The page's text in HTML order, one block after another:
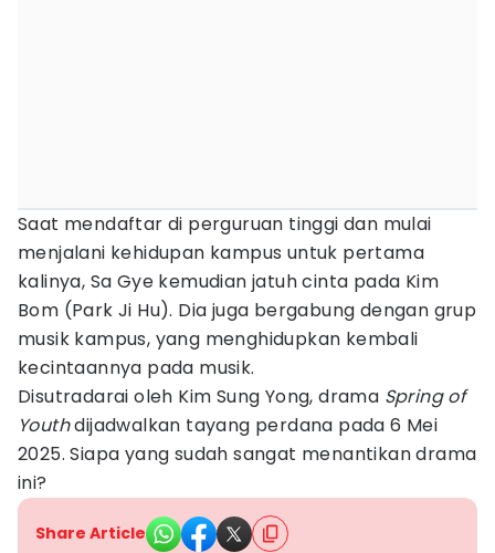
Saat mendaftar di perguruan tinggi dan mulai
menjalani kehidupan kampus untuk pertama
kalinya, Sa Gye kemudian jatuh cinta pada Kim
Bom (Park Ji Hu). Dia juga bergabung dengan grup
musik kampus, yang menghidupkan kembali
kecintaannya pada musik.
Disutradarai oleh Kim Sung Yong, drama Spring of
Youthdijadwalkan tayang perdana pada 6 Mei
2025. Siapa yang sudah sangat menantikan drama
ini?
Share Article